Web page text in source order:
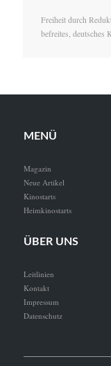
Freiheit durch
befreites, deutsches
MENÜ
Magazin
Neue Artikel
Kinostarts
Heimkinostarts
ÜBER UNS
Leitlinien
Kontakt
Impressum
Datenschutz